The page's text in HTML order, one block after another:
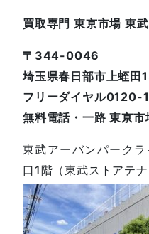
買取専門 東京市場 東
〒344-0046
埼玉県春日部市上蛭田
フリーダイヤル0120-
無料電話・一路 東京市
東武アーバンパーク
口1階（東武ストアテナ